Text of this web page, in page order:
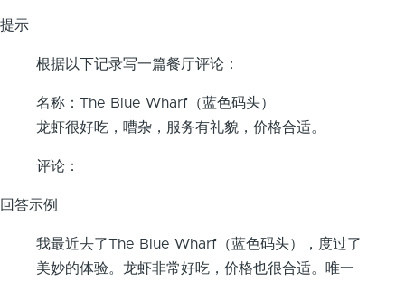
提示
根据以下记录写一篇餐厅评论：
名称：The Blue Wharf（蓝色码头）
龙虾很好吃，嘈杂，服务有礼貌，价格合适。
评论：
回答示例
我最近去了The Blue Wharf（蓝色码头），度过了
美妙的体验。龙虾非常好吃，价格也很合适。唯一